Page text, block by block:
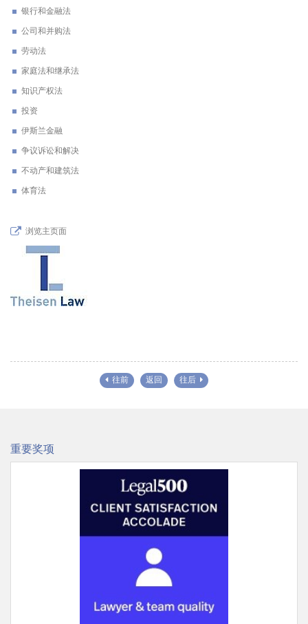
银行和金融法
公司和并购法
劳动法
家庭法和继承法
知识产权法
投资
伊斯兰金融
争议诉讼和解决
不动产和建筑法
体育法
浏览主页面
往前 返回 往后
重要奖项